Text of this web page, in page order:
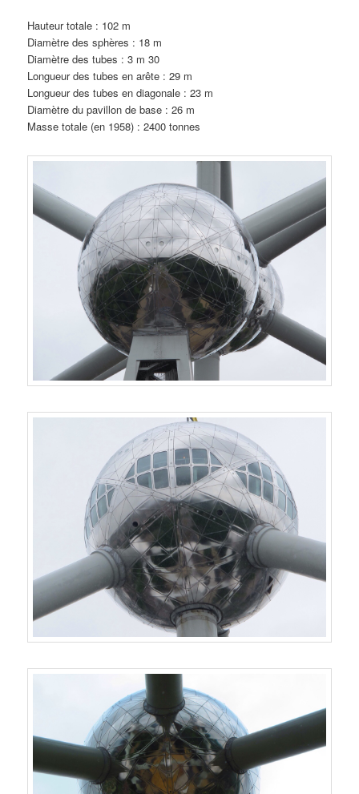
Hauteur totale : 102 m
Diamètre des sphères : 18 m
Diamètre des tubes : 3 m 30
Longueur des tubes en arête : 29 m
Longueur des tubes en diagonale : 23 m
Diamètre du pavillon de base : 26 m
Masse totale (en 1958) : 2400 tonnes